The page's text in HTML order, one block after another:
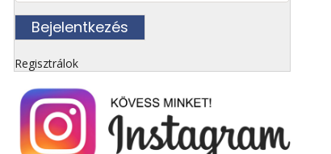
Regisztrálok